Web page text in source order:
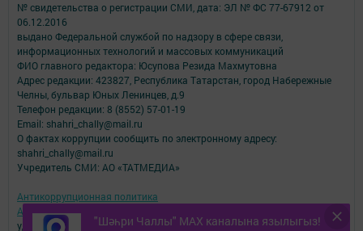
"Шәһри Чаллы" MAX каналына язылыгыз!
№ свидетельства о регистрации СМИ, дата: ЭЛ № ФС 77-67912 от
06.12.2016
выдано Федеральной службой по надзору в сфере связи,
информационных технологий и массовых коммуникаций
ФИО главного редактора: Юсупова Резида Махмутовна
Адрес редакции: 423827, Республика Татарстан, город Набережные
Челны, бульвар Юных Ленинцев, д.9
Телефон редакции: 8 (8552) 57-01-19
Email: shahri_chally@mail.ru
О фактах коррупции сообщить по электронному адресу:
shahri_chally@mail.ru
Учредитель СМИ: АО «ТАТМЕДИА»
Антикоррупционная политика
АО «ТАТМЕДИА» использует «cookie»
для персонализации сервисов и
удобства пользователей сайтом.